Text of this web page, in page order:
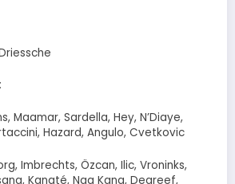
Maamar, Sardella, Hey, N’Diaye,
Hazard, Angulo, Cvetkovic
Imbrechts, Özcan, Ilic, Vroninks,
Kanaté, Nga Kana, Degreef,